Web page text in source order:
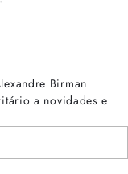
Birman
a novidades e